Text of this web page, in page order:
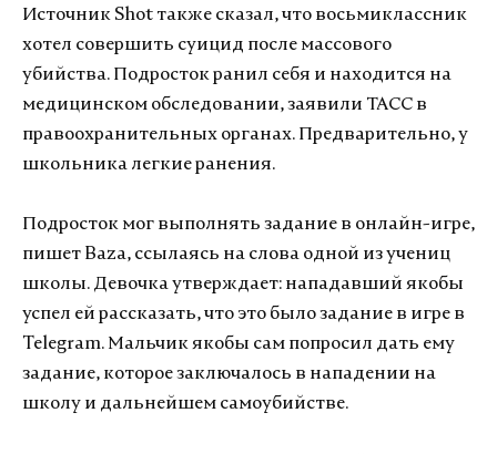
Источник Shot также сказал, что восьмиклассник
хотел совершить суицид после массового
убийства. Подросток ранил себя и находится на
медицинском обследовании, заявили ТАСС в
правоохранительных органах. Предварительно, у
школьника легкие ранения.
Подросток мог выполнять задание в онлайн-игре,
пишет Baza, ссылаясь на слова одной из учениц
школы. Девочка утверждает: нападавший якобы
успел ей рассказать, что это было задание в игре в
Telegram. Мальчик якобы сам попросил дать ему
задание, которое заключалось в нападении на
школу и дальнейшем самоубийстве.